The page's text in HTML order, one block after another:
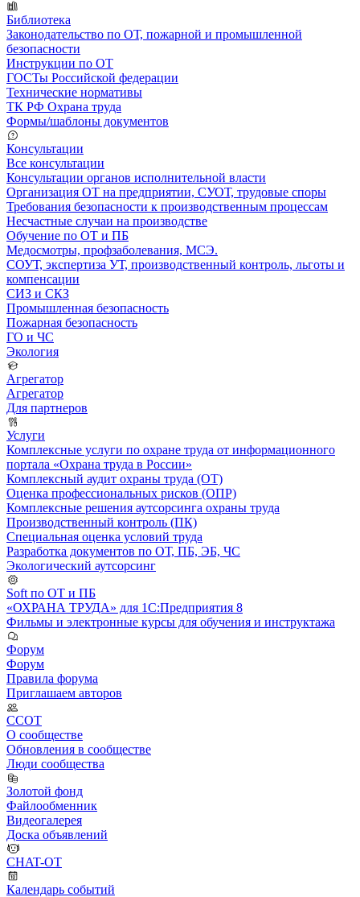
Библиотека
Законодательство по ОТ, пожарной и промышленной
безопасности
Инструкции по ОТ
ГОСТы Российской федерации
Технические нормативы
ТК РФ Охрана труда
Формы/шаблоны документов
Консультации
Все консультации
Консультации органов исполнительной власти
Организация ОТ на предприятии, СУОТ, трудовые споры
Требования безопасности к производственным процессам
Несчастные случаи на производстве
Обучение по ОТ и ПБ
Медосмотры, профзаболевания, МСЭ.
СОУТ, экспертиза УТ, производственный контроль, льготы и
компенсации
СИЗ и СКЗ
Промышленная безопасность
Пожарная безопасность
ГО и ЧС
Экология
Агрегатор
Агрегатор
Для партнеров
Услуги
Комплексные услуги по охране труда от информационного
портала «Охрана труда в России»
Комплексный аудит охраны труда (ОТ)
Оценка профессиональных рисков (ОПР)
Комплексные решения аутсорсинга охраны труда
Производственный контроль (ПК)
Специальная оценка условий труда
Разработка документов по ОТ, ПБ, ЭБ, ЧС
Экологический аутсорсинг
Soft по ОТ и ПБ
«ОХРАНА ТРУДА» для 1С:Предприятия 8
Фильмы и электронные курсы для обучения и инструктажа
Форум
Форум
Правила форума
Приглашаем авторов
ССОТ
О сообществе
Обновления в сообществе
Люди сообщества
Золотой фонд
Файлообменник
Видеогалерея
Доска объявлений
CHAT-OT
Календарь событий